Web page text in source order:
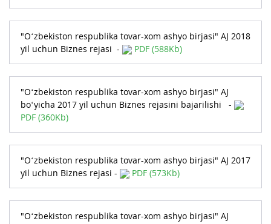
"O‘zbekiston respublika tovar-xom ashyo birjasi" AJ 2018
yil uchun Biznes rejasi -
PDF (588Kb)
"O‘zbekiston respublika tovar-xom ashyo birjasi" AJ
bo‘yicha 2017 yil uchun Biznes rejasini bajarilishi -
PDF (360Kb)
"O‘zbekiston respublika tovar-xom ashyo birjasi" AJ 2017
yil uchun Biznes rejasi -
PDF (573Kb)
"O‘zbekiston respublika tovar-xom ashyo birjasi" AJ